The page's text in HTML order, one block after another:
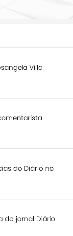
Villa
do Diário no
do jornal Diário